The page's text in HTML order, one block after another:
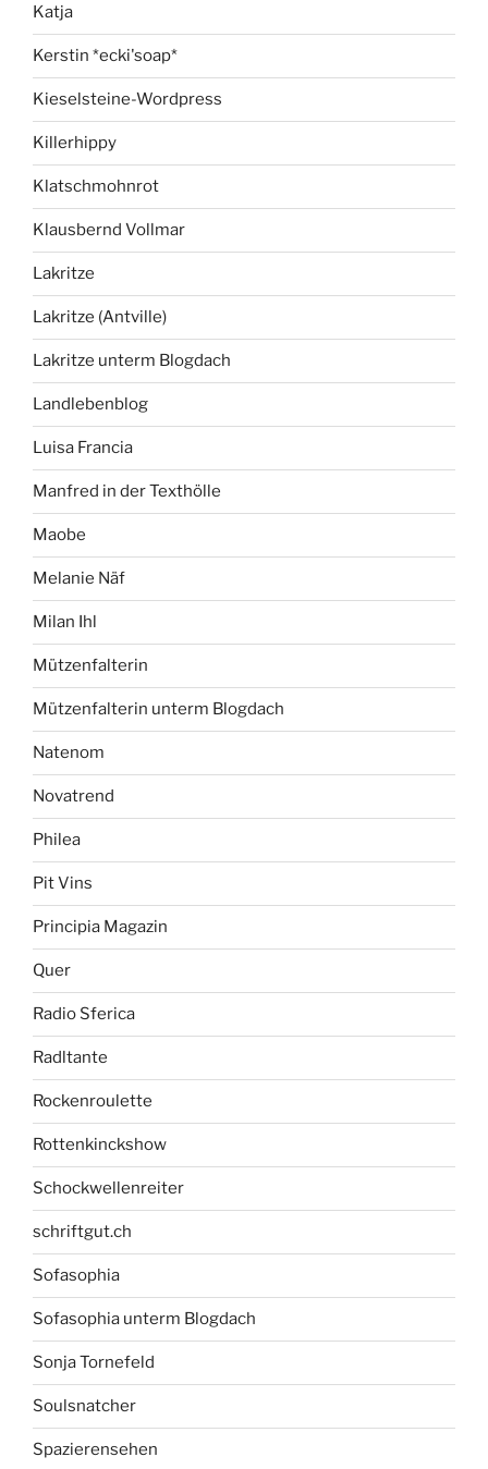
Katja
Kerstin *ecki'soap*
Kieselsteine-Wordpress
Killerhippy
Klatschmohnrot
Klausbernd Vollmar
Lakritze
Lakritze (Antville)
Lakritze unterm Blogdach
Landlebenblog
Luisa Francia
Manfred in der Texthölle
Maobe
Melanie Näf
Milan Ihl
Mützenfalterin
Mützenfalterin unterm Blogdach
Natenom
Novatrend
Philea
Pit Vins
Principia Magazin
Quer
Radio Sferica
Radltante
Rockenroulette
Rottenkinckshow
Schockwellenreiter
schriftgut.ch
Sofasophia
Sofasophia unterm Blogdach
Sonja Tornefeld
Soulsnatcher
Spazierensehen